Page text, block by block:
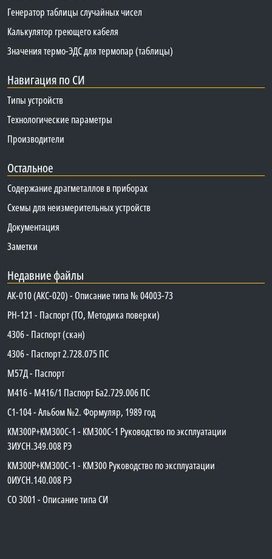
Генератор таблицы случайных чисел
Калькулятор греющего кабеля
Значения термо-ЭДС для термопар (таблицы)
Навигация по СИ
Типы устройств
Технологические параметры
Производители
Остальное
Содержание драгметаллов в приборах
Схемы для неизмерительных устройств
Документация
Заметки
Недавние файлы
АК-010 (АКС-020) - Описание типа № 04003-73
PH-121 - Паспорт (ТО, Методика поверки)
4306 - Паспорт (скан)
4306 - Паспорт 2.728.075 ПС
М57Д - Паспорт
М416 - М416/1 Паспорт Ба2.729.006 ПС
C1-104 - Альбом №2. Формуляр, 1989 год
КМ300Р+КМ300С-1 - КМ300C-1 Руководство по эксплуатации
3ИУСН.349.008 РЭ
КМ300Р+КМ300С-1 - КМ300 Руководство по эксплуатации
0ИУСН.140.008 РЭ
СО 3001 - Описание типа СИ